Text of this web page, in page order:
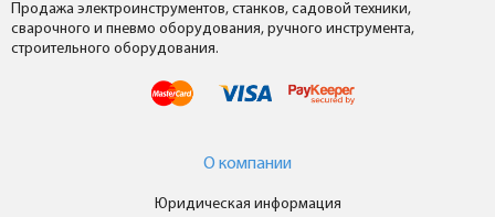
Продажа электроинструментов, станков, садовой техники,
сварочного и пневмо оборудования, ручного инструмента,
строительного оборудования.
О компании
Юридическая информация